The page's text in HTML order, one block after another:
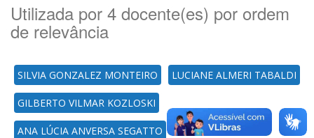
Utilizada por 4 docente(es) por ordem
de relevância
SILVIA GONZALEZ MONTEIRO LUCIANE ALMERI TABALDI
GILBERTO VILMAR KOZLOSKI
ANA LÚCIA ANVERSA SEGATTO